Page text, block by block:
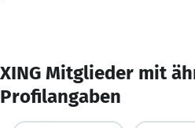
XING Mitglieder mit
Profilangaben